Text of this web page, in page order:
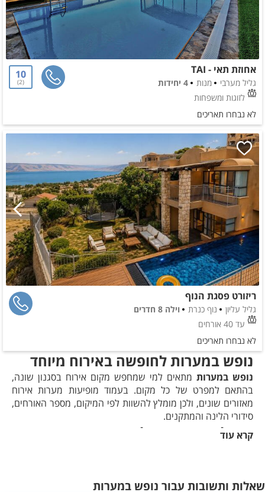
אחוזת תאי - TAI
גליל מערבי מנות
4 יחידות
לזוגות ומשפחות
10
2
לא נבחרו תאריכים
ריזורט פסגת הנוף
גליל עליון נוף כנרת
וילה 8 חדרים
עד 40 אורחים
לא נבחרו תאריכים
קרא עוד
נופש במערות לחופשה באירוח מיוחד
נופש במערות מתאים למי שמחפש מקום אירוח בסגנון שונה,
בהתאם למפרט של כל מקום. בעמוד מופיעות מערות אירוח
מאזורים שונים, ולכן מומלץ להשוות לפי המיקום, מספר האורחים,
סידורי הלינה והמתקנים.
איך לבחור מערה לנופש
המתקנים משתנים בין המקומות. ג'קוזי, בריכה, מטבח, חצר או
שאלות ותשובות עבור נופש במערות